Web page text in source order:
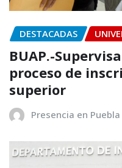
DESTACADAS
BUAP.-
proceso de
superior
Presencia en Puebla